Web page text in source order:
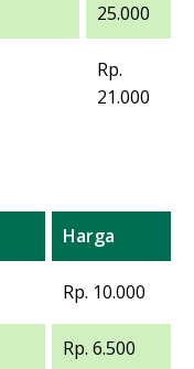
25.000
Rp.
21.000
Harga
Rp. 10.000
Rp. 6.500